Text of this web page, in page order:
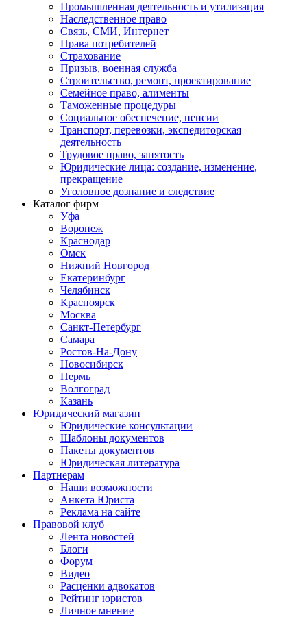
Промышленная деятельность и утилизация
Наследственное право
Связь, СМИ, Интернет
Права потребителей
Страхование
Призыв, военная служба
Строительство, ремонт, проектирование
Семейное право, алименты
Таможенные процедуры
Социальное обеспечение, пенсии
Транспорт, перевозки, экспедиторская
деятельность
Трудовое право, занятость
Юридические лица: создание, изменение,
прекращение
Уголовное дознание и следствие
Каталог фирм
Уфа
Воронеж
Краснодар
Омск
Нижний Новгород
Екатеринбург
Челябинск
Красноярск
Москва
Санкт-Петербург
Самара
Ростов-На-Дону
Новосибирск
Пермь
Волгоград
Казань
Юридический магазин
Юридические консультации
Шаблоны документов
Пакеты документов
Юридическая литература
Партнерам
Наши возможности
Анкета Юриста
Реклама на сайте
Правовой клуб
Лента новостей
Блоги
Форум
Видео
Расценки адвокатов
Рейтинг юристов
Личное мнение